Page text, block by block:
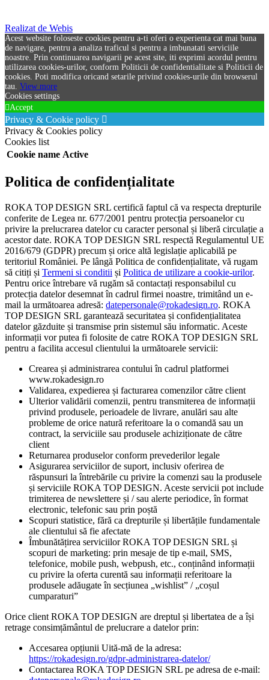
Realizat de Webis
Acest website foloseste cookies pentru a-ti oferi o experienta cat mai buna
de navigare, pentru a analiza traficul si pentru a imbunatati serviciile
noastre. Prin continuarea navigarii pe acest site, iti exprimi acordul pentru
utilizarea cookies-urilor, conform Politicii de confidentialitate si Politicii de
cookies. Poti modifica oricand setarile privind cookies-urile din browserul
tau. View more
Cookies settings
Accept
Privacy & Cookie policy
Privacy & Cookies policy
Cookies list
Cookie name Active
Politica de confidențialitate
ROKA TOP DESIGN SRL certifică faptul că va respecta drepturile
conferite de Legea nr. 677/2001 pentru protecția persoanelor cu
privire la prelucrarea datelor cu caracter personal și liberă circulație a
acestor date. ROKA TOP DESIGN SRL respectă Regulamentul UE
2016/679 (GDPR) precum și orice altă legislație aplicabilă pe
teritoriul României. Pe lângă Politica de confidențialitate, vă rugam
să citiți și Termeni si conditii și Politica de utilizare a cookie-urilor.
Pentru orice întrebare vă rugăm să contactați responsabilul cu
protecția datelor desemnat în cadrul firmei noastre, trimitând un e-
mail la următoarea adresă: datepersonale@rokadesign.ro. ROKA
TOP DESIGN SRL garantează securitatea și confidențialitatea
datelor găzduite și transmise prin sistemul său informatic. Aceste
informații vor putea fi folosite de catre ROKA TOP DESIGN SRL
pentru a facilita accesul clientului la următoarele servicii:
Crearea și administrarea contului în cadrul platformei
www.rokadesign.ro
Validarea, expedierea și facturarea comenzilor către client
Ulterior validării comenzii, pentru transmiterea de informații
privind produsele, perioadele de livrare, anulări sau alte
probleme de orice natură referitoare la o comandă sau un
contract, la serviciile sau produsele achiziționate de către
client
Returnarea produselor conform prevederilor legale
Asigurarea serviciilor de suport, inclusiv oferirea de
răspunsuri la întrebările cu privire la comenzi sau la produsele
și serviciile ROKA TOP DESIGN. Aceste servicii pot include
trimiterea de newslettere și / sau alerte periodice, în format
electronic, telefonic sau prin poștă
Scopuri statistice, fără ca drepturile și libertățile fundamentale
ale clientului să fie afectate
Îmbunătățirea serviciilor ROKA TOP DESIGN SRL și
scopuri de marketing: prin mesaje de tip e-mail, SMS,
telefonice, mobile push, webpush, etc., conținând informații
cu privire la oferta curentă sau informații referitoare la
produsele adăugate în secțiunea „wishlist” / „coșul
cumparaturi”
Orice client ROKA TOP DESIGN are dreptul și libertatea de a își
retrage consimțământul de prelucrare a datelor prin:
Accesarea opțiunii Uită-mă de la adresa:
https://rokadesign.ro/gdpr-administrarea-datelor/
Contactarea ROKA TOP DESIGN SRL pe adresa de e-mail: